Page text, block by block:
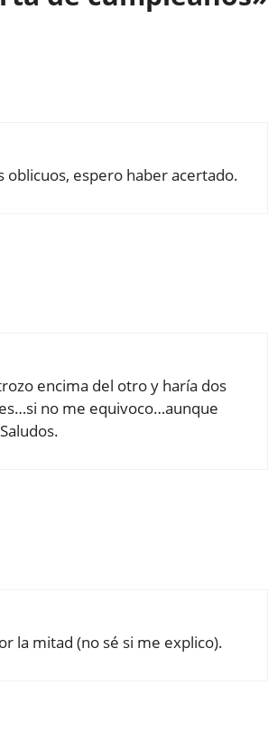
oblicuos, espero haber acertado.
encima del otro y haría dos
no me equivoco…aunque
la mitad (no sé si me explico).